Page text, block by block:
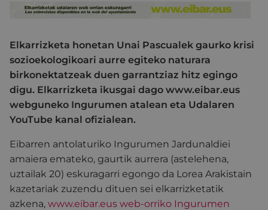
Elkarrizketa honetan Unai Pascualek gaurko krisi
sozioekologikoari aurre egiteko naturara
birkonektatzeak duen garrantziaz hitz egingo
digu. Elkarrizketa ikusgai dago www.eibar.eus
webguneko Ingurumen atalean eta Udalaren
YouTube kanal ofizialean.
Eibarren antolaturiko Ingurumen Jardunaldiei
amaiera emateko, gaurtik aurrera (astelehena,
uztailak 20) eskuragarri egongo da Lorea Arakistain
kazetariak zuzendu dituen sei elkarrizketatik
azkena, www.eibar.eus web-orriko Ingurumen